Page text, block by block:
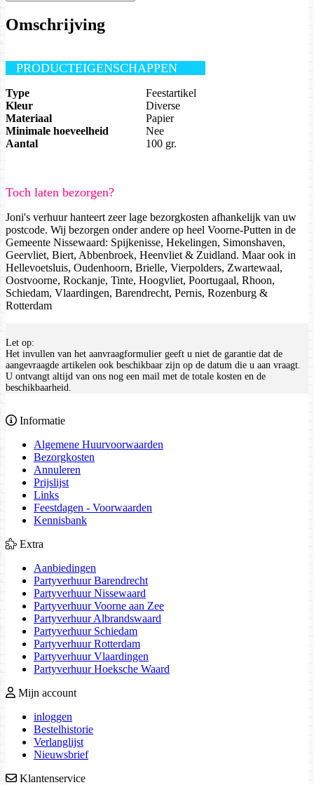
Omschrijving
PRODUCTEIGENSCHAPPEN
Type
Feestartikel
Kleur
Diverse
Materiaal
Papier
Minimale hoeveelheid
Nee
Aantal
100 gr.
Toch laten bezorgen?
Joni's verhuur hanteert zeer lage bezorgkosten afhankelijk van uw
postcode. Wij bezorgen onder andere op heel Voorne-Putten in de
Gemeente Nissewaard: Spijkenisse, Hekelingen, Simonshaven,
Geervliet, Biert, Abbenbroek, Heenvliet & Zuidland. Maar ook in
Hellevoetsluis, Oudenhoorn, Brielle, Vierpolders, Zwartewaal,
Oostvoorne, Rockanje, Tinte, Hoogvliet, Poortugaal, Rhoon,
Schiedam, Vlaardingen, Barendrecht, Pernis, Rozenburg &
Rotterdam
Let op:
Het invullen van het aanvraagformulier geeft u niet de garantie dat de
aangevraagde artikelen ook beschikbaar zijn op de datum die u aan vraagt.
U ontvangt altijd van ons nog een mail met de totale kosten en de
beschikbaarheid.
Informatie
Algemene Huurvoorwaarden
Bezorgkosten
Annuleren
Prijslijst
Links
Feestdagen - Voorwaarden
Kennisbank
Extra
Aanbiedingen
Partyverhuur Barendrecht
Partyverhuur Nissewaard
Partyverhuur Voorne aan Zee
Partyverhuur Albrandswaard
Partyverhuur Schiedam
Partyverhuur Rotterdam
Partyverhuur Vlaardingen
Partyverhuur Hoeksche Waard
Mijn account
inloggen
Bestelhistorie
Verlanglijst
Nieuwsbrief
Klantenservice